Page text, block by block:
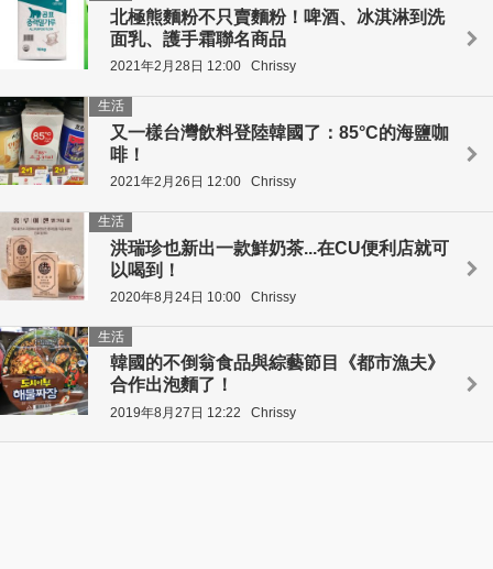
北極熊麵粉不只賣麵粉！啤酒、冰淇淋到洗
面乳、護手霜聯名商品
2021年2月28日 12:00 Chrissy
又一樣台灣飲料登陸韓國了：85°C的海鹽咖
啡！
生活
2021年2月26日 12:00 Chrissy
洪瑞珍也新出一款鮮奶茶...在CU便利店就可
以喝到！
生活
2020年8月24日 10:00 Chrissy
韓國的不倒翁食品與綜藝節目《都市漁夫》
合作出泡麵了！
生活
2019年8月27日 12:22 Chrissy